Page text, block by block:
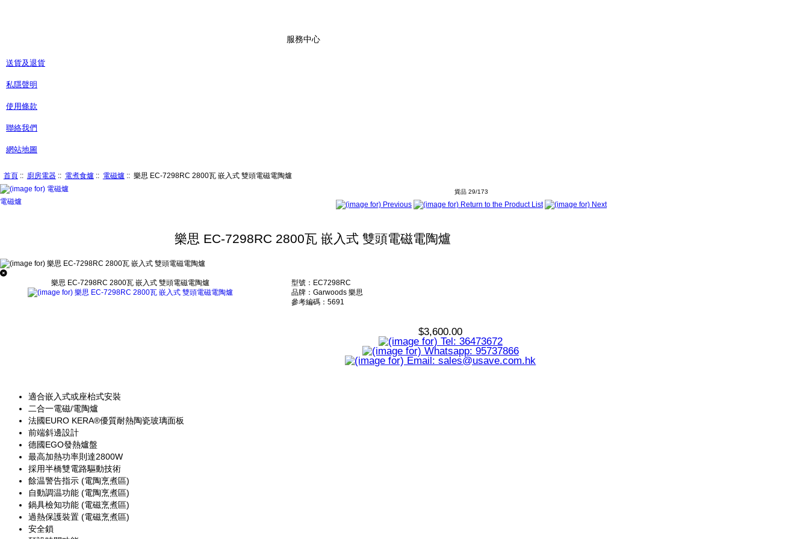
服務中心
送貨及退貨
私隱聲明
使用條款
聯絡我們
網站地圖
首頁:: 廚房電器:: 電煮食爐:: 電磁爐:: 樂思 EC-7298RC 2800瓦 嵌入式 雙頭電磁電陶爐
電磁爐
貨品 29/173
樂思 EC-7298RC 2800瓦 嵌入式 雙頭電磁電陶爐
樂思 EC-7298RC 2800瓦 嵌入式 雙頭電磁電陶爐
型號：EC7298RC
品牌：Garwoods 樂思
參考編碼：5691
$3,600.00
適合嵌入式或座枱式安裝
二合一電磁/電陶爐
法國EURO KERA®優質耐熱陶瓷玻璃面板
前端斜邊設計
德國EGO發熱爐盤
最高加熱功率則達2800W
採用半橋雙電路驅動技術
餘温警告指示 (電陶烹煮區)
自動調温功能 (電陶烹煮區)
鍋具檢知功能 (電磁烹煮區)
過熱保護裝置 (電磁烹煮區)
安全鎖